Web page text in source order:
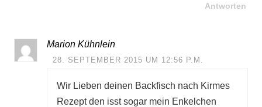
Antworten
Marion Kühnlein
28. SEPTEMBER 2015 UM 12:56 P.M.
Wir Lieben deinen Backfisch nach Kirmes
Rezept den isst sogar mein Enkelchen